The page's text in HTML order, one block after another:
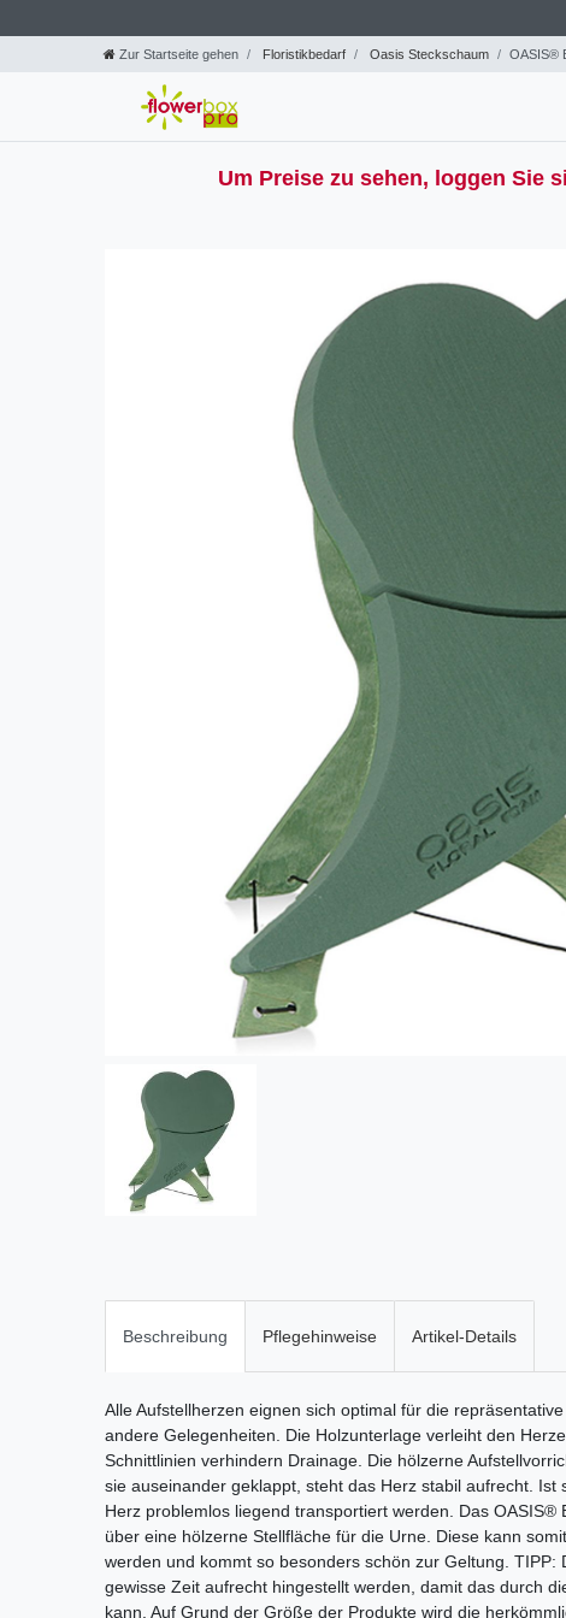
Zur Startseite gehen Floristikbedarf Oasis Steckschaum OASIS®
Um Preise zu sehen, loggen Sie
Beschreibung Pflegehinweise Artikel-Details
Alle Aufstellherzen eignen sich optimal für die
andere Gelegenheiten. Die Holzunterlage verleiht den
Schnittlinien verhindern Drainage. Die hölzerne
sie auseinander geklappt, steht das Herz stabil aufrecht.
Herz problemlos liegend transportiert werden. Das
über eine hölzerne Stellfläche für die Urne. Diese kann
werden und kommt so besonders schön zur Geltung.
gewisse Zeit aufrecht hingestellt werden, damit das durch
kann. Auf Grund der Größe der Produkte wird die